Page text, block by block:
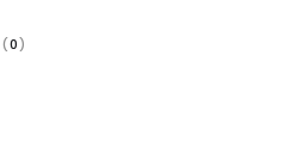
(0)